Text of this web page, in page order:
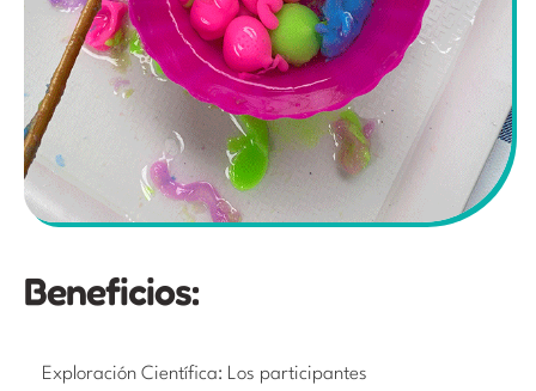
Beneficios:
Exploración Científica: Los participantes